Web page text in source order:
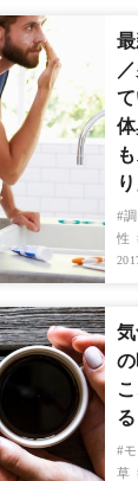
り
性
る
草